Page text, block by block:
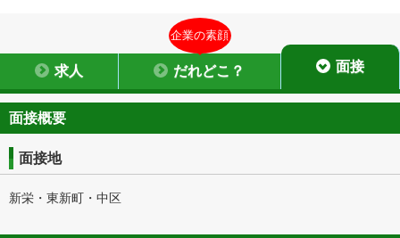
求人
企業の素顔
だれどこ？ 面接
面接概要
面接地
新栄・東新町・中区